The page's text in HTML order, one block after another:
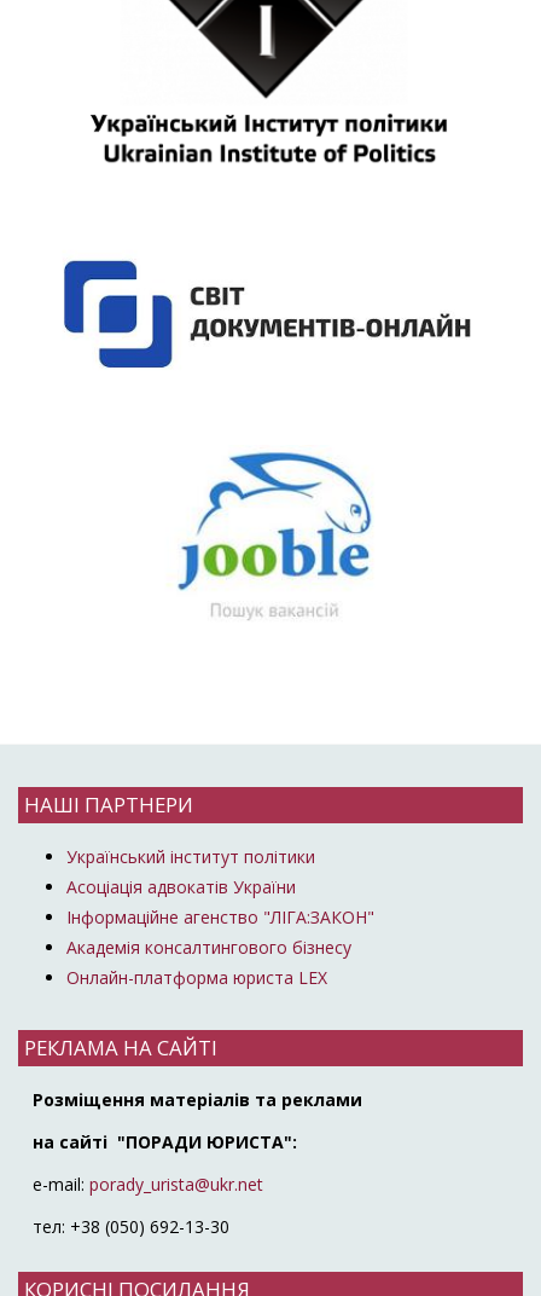
НАШІ ПАРТНЕРИ
Український інститут політики
Асоціація адвокатів України
Інформаційне агенство "ЛІГА:ЗАКОН"
Академія консалтингового бізнесу
Онлайн-платформа юриста LEX
РЕКЛАМА НА САЙТІ
Розміщення матеріалів та реклами
на сайті "ПОРАДИ ЮРИСТА":
e-mail: porady_urista@ukr.net
тел: +38 (050) 692-13-30
КОРИСНІ ПОСИЛАННЯ